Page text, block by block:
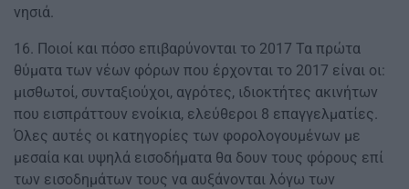
νησιά.
16. Ποιοί και πόσο επιβαρύνονται το 2017 Τα πρώτα
θύματα των νέων φόρων που έρχονται το 2017 είναι οι:
μισθωτοί, συνταξιούχοι, αγρότες, ιδιοκτήτες ακινήτων
που εισπράττουν ενοίκια, ελεύθεροι 8 επαγγελματίες.
Όλες αυτές οι κατηγορίες των φορολογουμένων με
μεσαία και υψηλά εισοδήματα θα δουν τους φόρους επί
των εισοδημάτων τους να αυξάνονται λόγω των